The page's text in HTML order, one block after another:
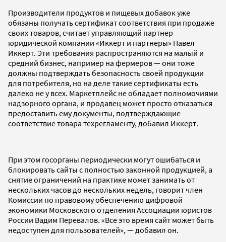
Производители продуктов и пищевых добавок уже
обязаны получать сертификат соответствия при продаже
своих товаров, считает управляющий партнер
юридической компании «Иккерт и партнеры» Павел
Иккерт. Эти требования распространяются на малый и
средний бизнес, например на фермеров — они тоже
должны подтверждать безопасность своей продукции
для потребителя, но на деле такие сертификаты есть
далеко не у всех. Маркетплейс не обладает полномочиями
надзорного органа, и продавец может просто отказаться
предоставить ему документы, подтверждающие
соответствие товара техрегламенту, добавил Иккерт.
При этом госорганы периодически могут ошибаться и
блокировать сайты с полностью законной продукцией, а
снятие ограничений на практике может занимать от
нескольких часов до нескольких недель, говорит член
Комиссии по правовому обеспечению цифровой
экономики Московского отделения Ассоциации юристов
России Вадим Перевалов. «Все это время сайт может быть
недоступен для пользователей», — добавил он.